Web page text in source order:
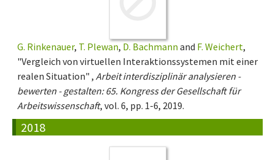
G. Rinkenauer, T. Plewan, D. Bachmann and F. Weichert,
"Vergleich von virtuellen Interaktionssystemen mit einer
realen Situation" , Arbeit interdisziplinär analysieren -
bewerten - gestalten: 65. Kongress der Gesellschaft für
Arbeitswissenschaft, vol. 6, pp. 1-6, 2019.
2018